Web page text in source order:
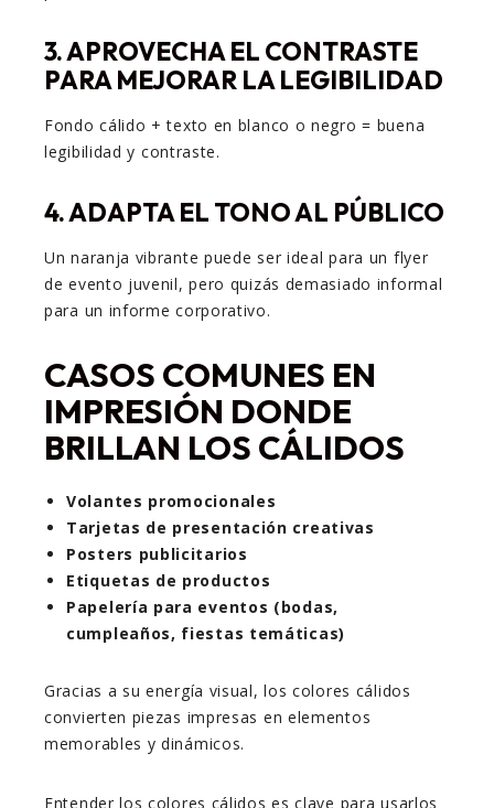
3.APROVECHA EL CONTRASTE
PARA MEJORAR LA LEGIBILIDAD
Fondo cálido + texto en blanco o negro = buena
legibilidad y contraste.
4.ADAPTA EL TONO AL PÚBLICO
Un naranja vibrante puede ser ideal para un flyer
de evento juvenil, pero quizás demasiado informal
para un informe corporativo.
CASOS COMUNES EN
IMPRESIÓN DONDE
BRILLAN LOS CÁLIDOS
Volantes promocionales
Tarjetas de presentación creativas
Posters publicitarios
Etiquetas de productos
Papelería para eventos (bodas,
cumpleaños, fiestas temáticas)
Gracias a su energía visual, los colores cálidos
convierten piezas impresas en elementos
memorables y dinámicos.
Entender los colores cálidos es clave para usarlos